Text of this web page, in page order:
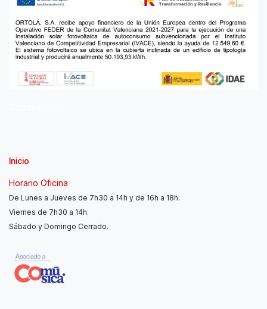
Inicio
Horario Oficina
De Lunes a Jueves de 7h30 a 14h y de 16h a 18h.
Viernes de 7h30 a 14h.
Sábado y Domingo Cerrado.